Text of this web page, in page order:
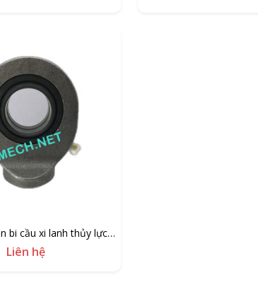
bi cầu xi lanh thủy lực
GK25
Liên hệ